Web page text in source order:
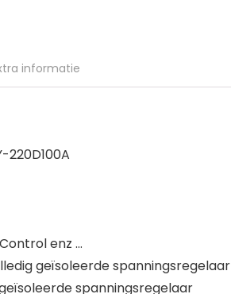
informatie
220D100A
enz …
geïsoleerde spanningsregelaar
spanningsregelaar